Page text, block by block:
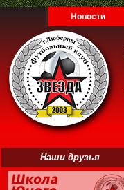
Новости
Наши друзья